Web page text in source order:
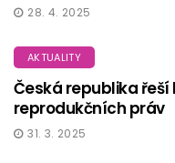
28. 4. 2025
AKTUALITY
Česká republika
reprodukčních práv
31. 3. 2025